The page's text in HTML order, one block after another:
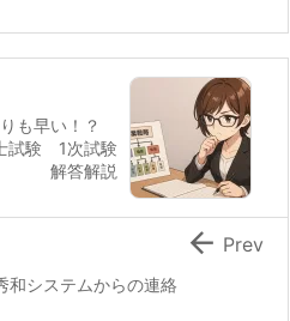
りも早い！？
試験 1次試験
解答解説
和システムからの連絡
 Prev